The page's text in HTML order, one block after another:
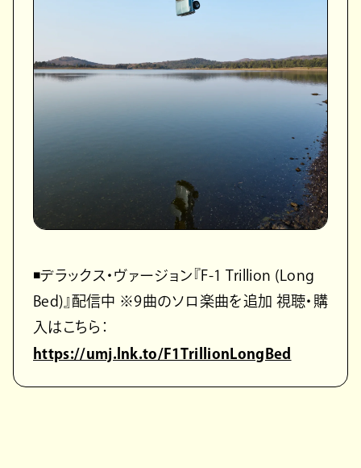
◾️デラックス・ヴァージョン『F-1 Trillion (Long
Bed)』配信中 ※9曲のソロ楽曲を追加 視聴・購
入はこちら：
https://umj.lnk.to/F1TrillionLongBed